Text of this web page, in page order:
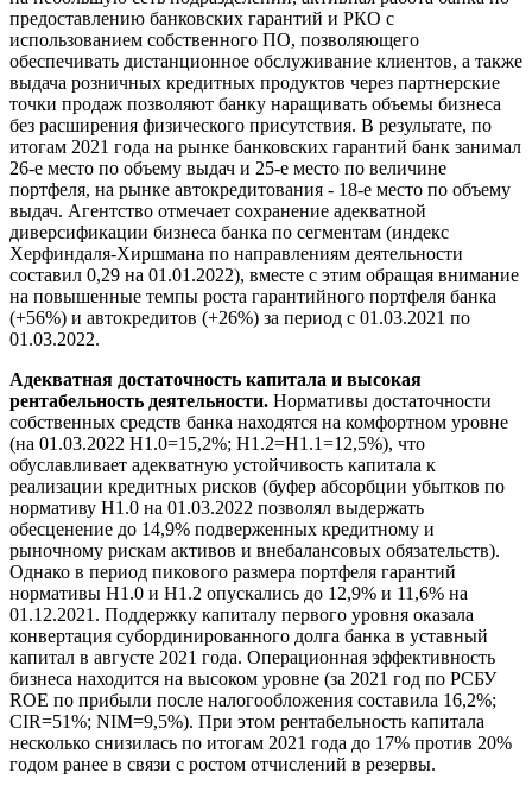
предоставлению банковских гарантий и РКО с
использованием собственного ПО, позволяющего
обеспечивать дистанционное обслуживание клиентов, а также
выдача розничных кредитных продуктов через партнерские
точки продаж позволяют банку наращивать объемы бизнеса
без расширения физического присутствия. В результате, по
итогам 2021 года на рынке банковских гарантий банк занимал
26-е место по объему выдач и 25-е место по величине
портфеля, на рынке автокредитования - 18-е место по объему
выдач. Агентство отмечает сохранение адекватной
диверсификации бизнеса банка по сегментам (индекс
Херфиндаля-Хиршмана по направлениям деятельности
составил 0,29 на 01.01.2022), вместе с этим обращая внимание
на повышенные темпы роста гарантийного портфеля банка
(+56%) и автокредитов (+26%) за период с 01.03.2021 по
01.03.2022.
Адекватная достаточность капитала и высокая
рентабельность деятельности. Нормативы достаточности
собственных средств банка находятся на комфортном уровне
(на 01.03.2022 Н1.0=15,2%; Н1.2=Н1.1=12,5%), что
обуславливает адекватную устойчивость капитала к
реализации кредитных рисков (буфер абсорбции убытков по
нормативу Н1.0 на 01.03.2022 позволял выдержать
обесценение до 14,9% подверженных кредитному и
рыночному рискам активов и внебалансовых обязательств).
Однако в период пикового размера портфеля гарантий
нормативы Н1.0 и Н1.2 опускались до 12,9% и 11,6% на
01.12.2021. Поддержку капиталу первого уровня оказала
конвертация субординированного долга банка в уставный
капитал в августе 2021 года. Операционная эффективность
бизнеса находится на высоком уровне (за 2021 год по РСБУ
ROE по прибыли после налогообложения составила 16,2%;
CIR=51%; NIM=9,5%). При этом рентабельность капитала
несколько снизилась по итогам 2021 года до 17% против 20%
годом ранее в связи с ростом отчислений в резервы.